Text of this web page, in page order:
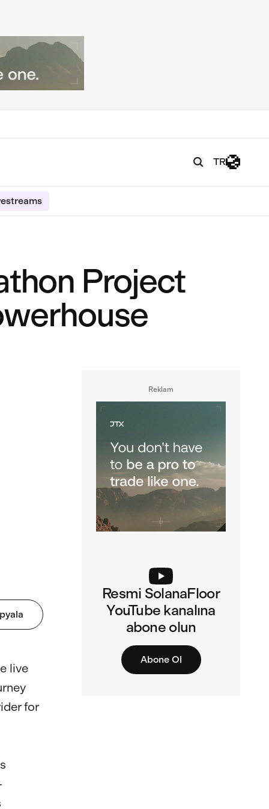
TR
Project
live
for
Reklam
Resmi SolanaFloor
YouTube kanalına
abone olun
Abone Ol